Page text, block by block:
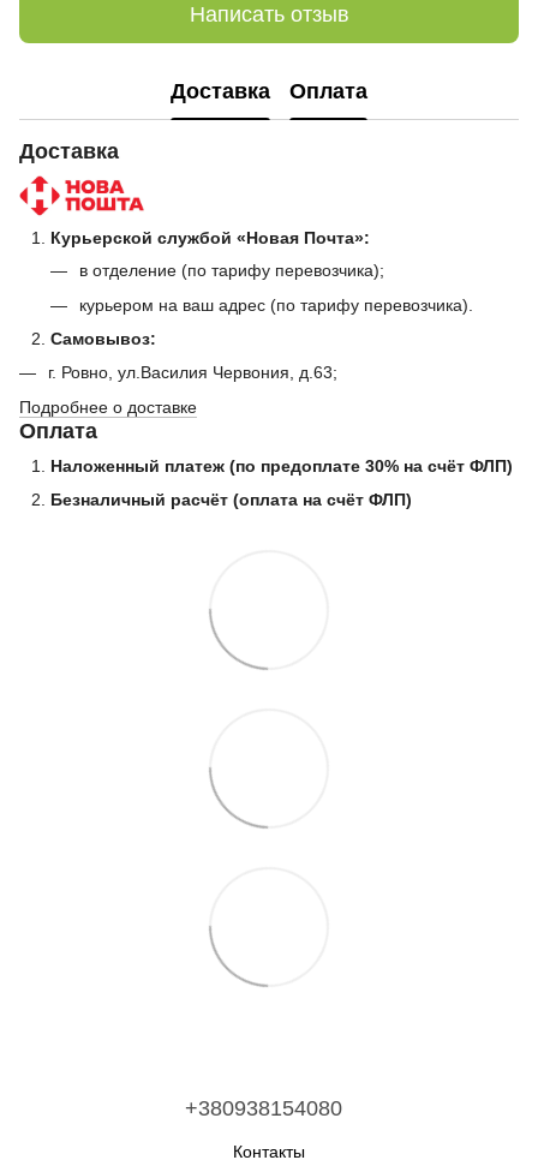
Написать отзыв
Доставка Оплата
Доставка
Курьерской службой «Новая Почта»:
в отделение (по тарифу перевозчика);
курьером на ваш адрес (по тарифу перевозчика).
Самовывоз:
г. Ровно, ул.Василия Червония, д.63;
Подробнее о доставке
Оплата
Наложенный платеж (по предоплате 30% на счёт ФЛП)
Безналичный расчёт (оплата на счёт ФЛП)
+380938154080
Контакты